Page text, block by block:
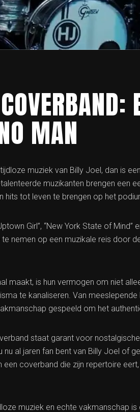
MAN
muziek van Billy Joel, dan is
muzikanten brengen een
hits tot leven te brengen op het
Girl”, “New York State of
nemen op een muzikale reis door
maakt, is hun vermogen om niet
te kanaliseren. Van
gespeeld om het
staat garant voor
nu al jaren fan bent van Billy Joel of
coverband die zijn repertoire
muziek en echte vakmanschap